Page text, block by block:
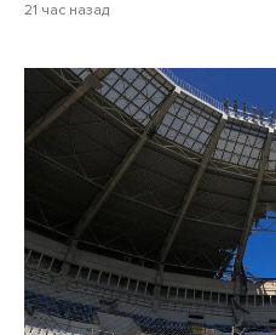
21 час назад